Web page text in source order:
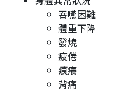
吞嚥困難
體重下降
發燒
疲倦
痕癢
背痛